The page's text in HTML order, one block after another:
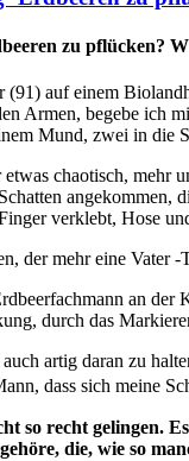
zu pflücken?
auf einem
Armen, begebe ich
Mund, zwei in die
chaotisch, mehr
angekommen,
verklebt, Hose
der mehr eine Vater
an der
durch das
artig daran zu
dass sich meine
so recht gelingen.
die, wie so